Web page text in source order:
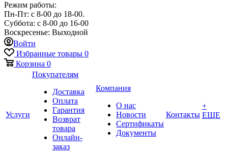
Режим работы:
Пн-Пт: с 8-00 до 18-00.
Суббота: с 8-00 до 16-00
Воскресенье: Выходной
Войти
Избранные товары 0
Корзина 0
Услуги
Покупателям
Доставка
Оплата
Гарантия
Возврат
товара
Онлайн-
заказ
Компания
О нас
Новости
Сертификаты
Документы
Контакты
+
ЕЩЕ